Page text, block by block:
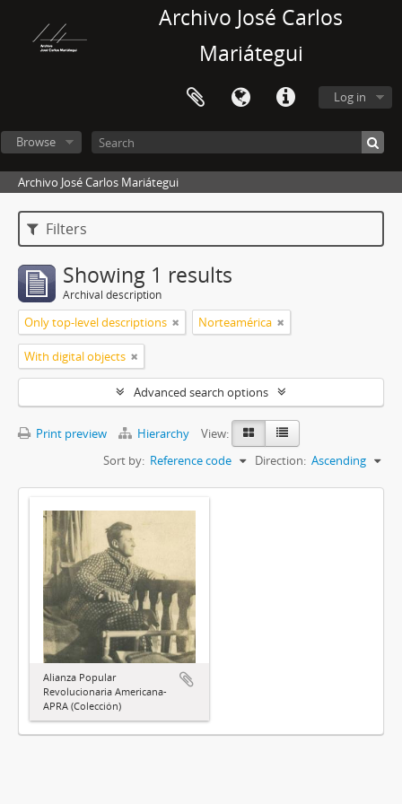
Archivo José Carlos
Mariátegui
Log in
Browse
Archivo José Carlos Mariátegui
Filters
Showing 1 results
Archival description
Only top-level descriptions Norteamérica
With digital objects
Advanced search options
Print preview Hierarchy
View:
Sort by: Reference code Direction: Ascending
Alianza Popular
Revolucionaria Americana-
APRA (Colección)